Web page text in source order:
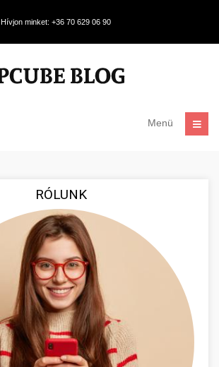
Hívjon minket: +36 70 629 06 90
Menü
RÓLUNK